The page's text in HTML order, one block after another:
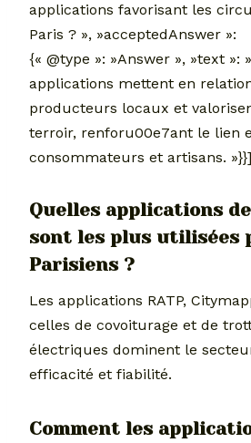
applications favorisant les
Paris ? », »acceptedAnswer »:
{« @type »: »Answer », »text »:
applications mettent en
producteurs locaux et
terroir, renforu00e7ant le lien
consommateurs et artisans.
Quelles applications
sont les plus utilisées
Parisiens ?
Les applications RATP,
celles de covoiturage et de
électriques dominent le
efficacité et fiabilité.
Comment les